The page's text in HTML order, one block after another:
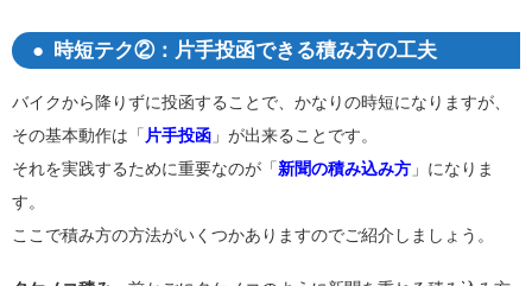
時短テク②：片手投函できる積み方の工夫
バイクから降りずに投函することで、かなりの時短になりますが、
その基本動作は「 片手投函 」が出来ることです。
それを実践するために重要なのが「 新聞の積み込み方 」になりま
す。
ここで積み方の方法がいくつかありますのでご紹介しましょう。